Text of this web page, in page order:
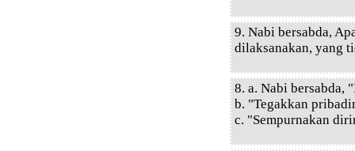
9. Nabi bersabda,
dilaksanakan, yang
8. a. Nabi bersabda,
b. "Tegakkan
c. "Sempurnakan